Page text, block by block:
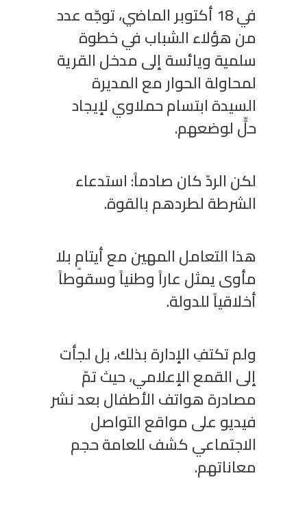
في 81 أكتوبر الماضي، توجّه عدد
من هؤلاء الشباب في خطوة
سلمية ويائسة إلى مدخل القرية
لمحاولة الحوار مع المديرة
السيدة ابتسام حملاوي لإيجاد
حلٍّ لوضعهم.
لكن الردّ كان صادماً: استدعاء
الشرطة لطردهم بالقوة.
هذا التعامل المهين مع أيتامٍ بلا
مأوى يمثل عاراً وطنياً وسقوطاً
أخلاقياً للدولة.
ولم تكتفِ الإدارة بذلك، بل لجأت
إلى القمع الإعلامي، حيث تمّ
مصادرة هواتف الأطفال بعد نشر
فيديو على مواقع التواصل
الاجتماعي كشف للعامة حجم
معاناتهم.